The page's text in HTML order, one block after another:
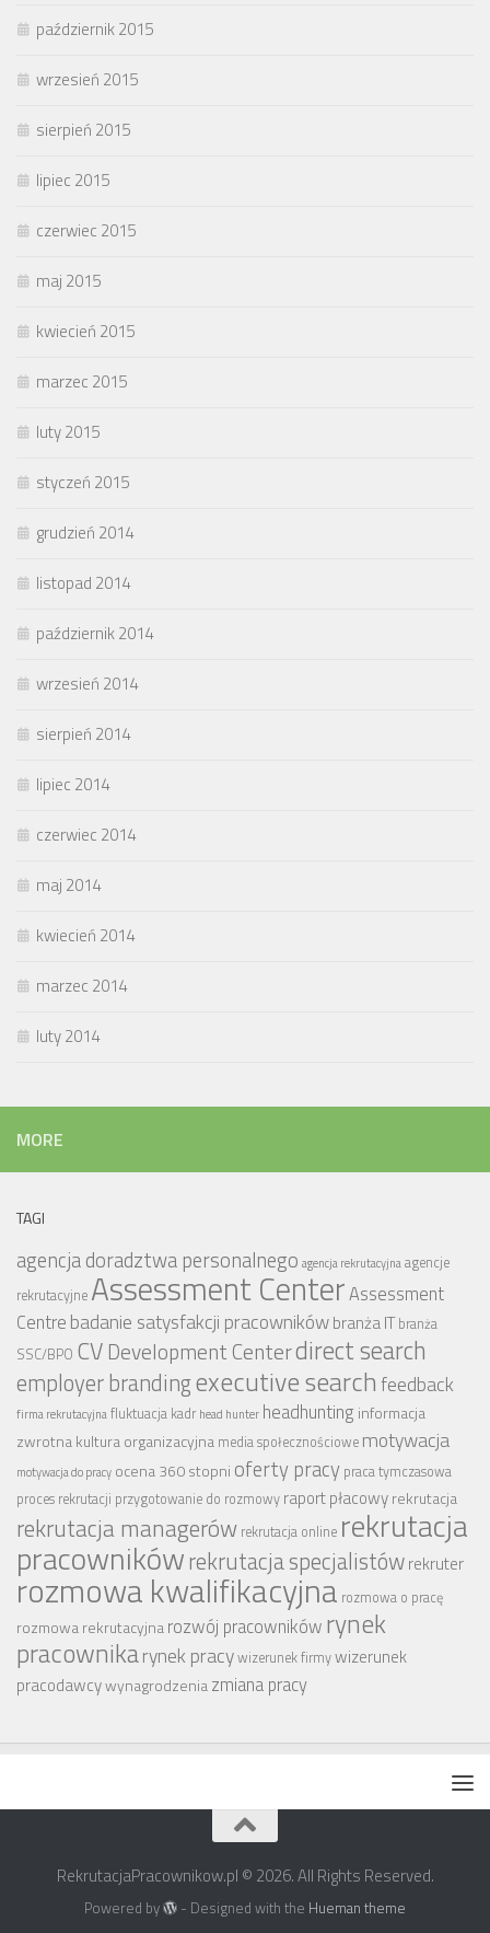
październik 2015
wrzesień 2015
sierpień 2015
lipiec 2015
czerwiec 2015
maj 2015
kwiecień 2015
marzec 2015
luty 2015
styczeń 2015
grudzień 2014
listopad 2014
październik 2014
wrzesień 2014
sierpień 2014
lipiec 2014
czerwiec 2014
maj 2014
kwiecień 2014
marzec 2014
luty 2014
MORE
TAGI
agencja doradztwa personalnego agencja rekrutacyjnaagencje
rekrutacyjne Assessment CenterAssessment
Centre badanie satysfakcji pracownikówbranża IT branża
SSC/BPO CV Development Centerdirect search
employer brandingexecutive searchfeedback
firma rekrutacyjnafluktuacja kadr head hunter headhunting informacja
zwrotnakultura organizacyjna media społecznościowe motywacja
motywacja do pracy ocena 360 stopni oferty pracy praca tymczasowa
proces rekrutacji przygotowanie do rozmowy raport płacowyrekrutacja
rekrutacja managerów rekrutacja online rekrutacja
pracownikówrekrutacja specjalistówrekruter
rozmowa kwalifikacyjna rozmowa o pracę
rozmowa rekrutacyjnarozwój pracowników rynek
pracownikarynek pracywizerunek firmywizerunek
pracodawcywynagrodzeniazmiana pracy
RekrutacjaPracownikow.pl © 2026. All Rights Reserved.
Powered by - Designed with the Hueman theme